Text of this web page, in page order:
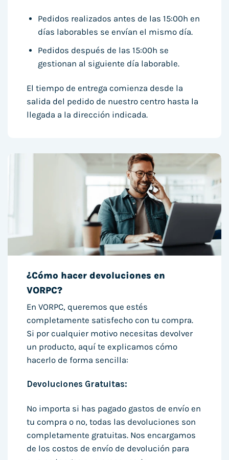
Pedidos realizados antes de las 15:00h en
días laborables se envían el mismo día.
Pedidos después de las 15:00h se
gestionan al siguiente día laborable.
El tiempo de entrega comienza desde la
salida del pedido de nuestro centro hasta la
llegada a la dirección indicada.
¿Cómo hacer devoluciones en
VORPC?
En VORPC, queremos que estés
completamente satisfecho con tu compra.
Si por cualquier motivo necesitas devolver
un producto, aquí te explicamos cómo
hacerlo de forma sencilla:
Devoluciones Gratuitas:
No importa si has pagado gastos de envío en
tu compra o no, todas las devoluciones son
completamente gratuitas. Nos encargamos
de los costos de envío de devolución para